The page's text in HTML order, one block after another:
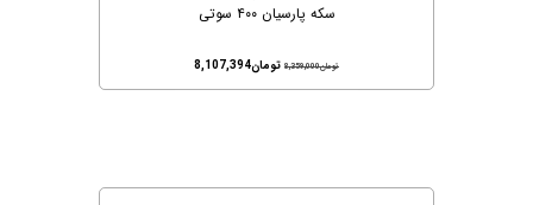
سکه پارسیان ۴۰۰ سوتی
تومان8,359,000 تومان8,107,394